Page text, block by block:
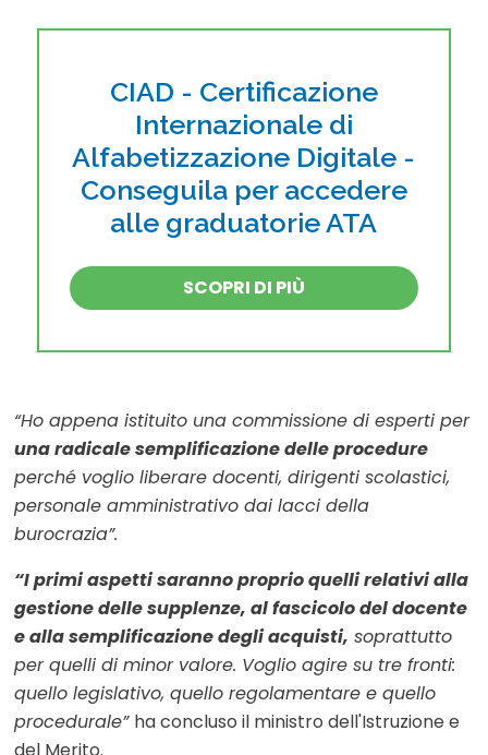
CIAD - Certificazione
Internazionale di
Alfabetizzazione Digitale -
Conseguila per accedere
alle graduatorie ATA
SCOPRI DI PIÙ
“Ho appena istituito una commissione di esperti per
una radicale semplificazione delle procedure
perché voglio liberare docenti, dirigenti scolastici,
personale amministrativo dai lacci della
burocrazia”.
“I primi aspetti saranno proprio quelli relativi alla
gestione delle supplenze, al fascicolo del docente
e alla semplificazione degli acquisti, soprattutto
per quelli di minor valore. Voglio agire su tre fronti:
quello legislativo, quello regolamentare e quello
procedurale” ha concluso il ministro dell'Istruzione e